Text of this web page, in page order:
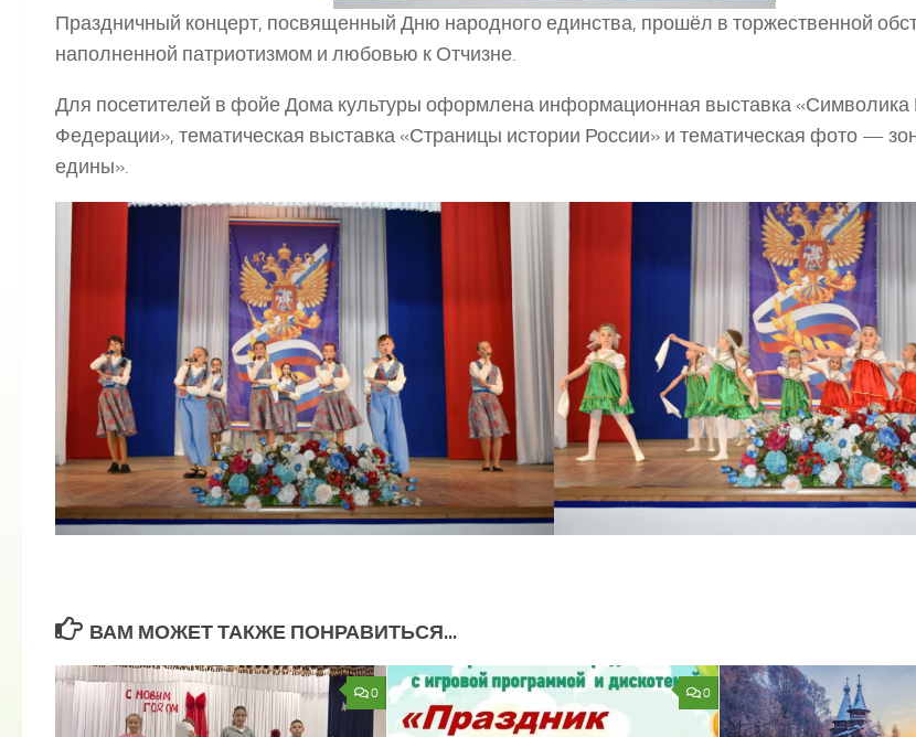
Праздничный концерт, посвященный Дню народного единства, прошёл в торжественной
наполненной патриотизмом и любовью к Отчизне.
Для посетителей в фойе Дома культуры оформлена информационная выставка «Символика
Федерации», тематическая выставка «Страницы истории России» и тематическая фото —
едины».
ВАМ МОЖЕТ ТАКЖЕ ПОНРАВИТЬСЯ...
0 0